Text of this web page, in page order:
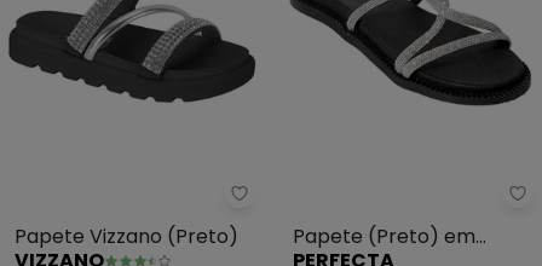
Vizzano - Papete Vizzano
Papete Vizzano (Preto)
Papete (Preto) em